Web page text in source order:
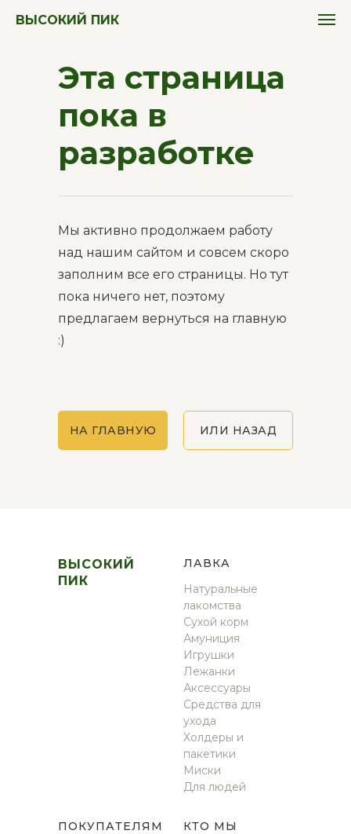
ВЫСОКИЙ ПИК
Эта страница
пока в
разработке
Мы активно продолжаем работу
над нашим сайтом и совсем скоро
заполним все его страницы. Но тут
пока ничего нет, поэтому
предлагаем вернуться на главную
:)
НА ГЛАВНУЮ ИЛИ НАЗАД
ВЫСОКИЙ
ПИК
ЛАВКА
Натуральные
лакомства
Сухой корм
Амуниция
Игрушки
Лежанки
Аксессуары
Средства для
ухода
Холдеры и
пакетики
Миски
Для людей
ПОКУПАТЕЛЯМ
КТО МЫ